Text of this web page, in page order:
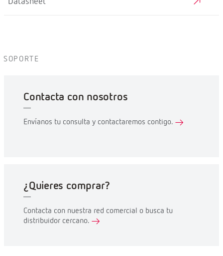
SOPORTE
Contacta con nosotros
Envíanos tu consulta y contactaremos contigo.
¿Quieres comprar?
Contacta con nuestra red comercial o busca tu
distribuidor cercano.